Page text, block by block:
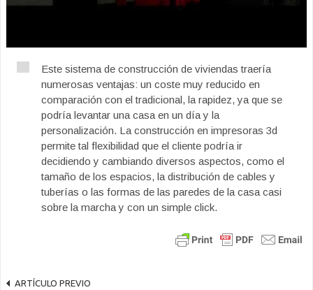
Este sistema de construcción de viviendas traería
numerosas ventajas: un coste muy reducido en
comparación con el tradicional, la rapidez, ya que se
podría levantar una casa en un día y la
personalización. La construcción en impresoras 3d
permite tal flexibilidad que el cliente podría ir
decidiendo y cambiando diversos aspectos, como el
tamaño de los espacios, la distribución de cables y
tuberías o las formas de las paredes de la casa casi
sobre la marcha y con un simple click.
ARTÍCULO PREVIO